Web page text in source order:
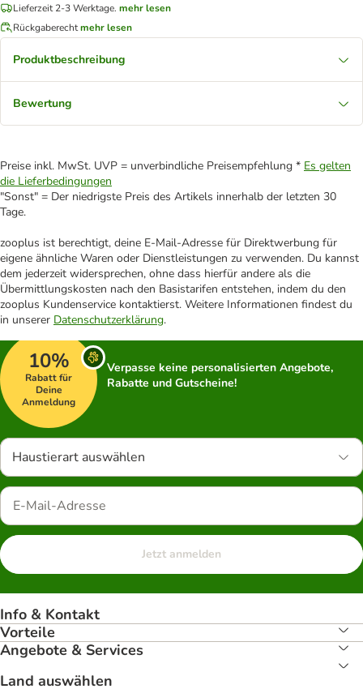
Lieferzeit 2-3 Werktage. mehr lesen
Rückgaberechtmehr lesen
Produktbeschreibung
Bewertung
Preise inkl. MwSt. UVP = unverbindliche Preisempfehlung * Es gelten
die Lieferbedingungen
"Sonst" = Der niedrigste Preis des Artikels innerhalb der letzten 30
Tage.
zooplus ist berechtigt, deine E-Mail-Adresse für Direktwerbung für
eigene ähnliche Waren oder Dienstleistungen zu verwenden. Du kannst
dem jederzeit widersprechen, ohne dass hierfür andere als die
Übermittlungskosten nach den Basistarifen entstehen, indem du den
zooplus Kundenservice kontaktierst. Weitere Informationen findest du
in unserer Datenschutzerklärung.
10%
Rabatt für
Deine
Anmeldung
Verpasse keine personalisierten Angebote,
Rabatte und Gutscheine!
Haustierart auswählen
Jetzt anmelden
Info & Kontakt
Vorteile
Angebote & Services
Land auswählen